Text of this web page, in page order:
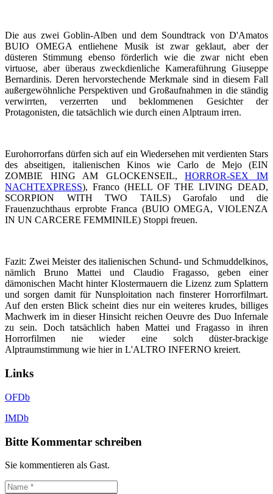
Die aus zwei Goblin-Alben und dem Soundtrack von D'Amatos
BUIO OMEGA entliehene Musik ist zwar geklaut, aber der
düsteren Stimmung ebenso förderlich wie die zwar nicht eben
virtuose, aber überaus zweckdienliche Kameraführung Giuseppe
Bernardinis. Deren hervorstechende Merkmale sind in diesem Fall
außergewöhnliche Perspektiven und Großaufnahmen in die ständig
verwirrten, verzerrten und beklommenen Gesichter der
Protagonisten, die tatsächlich wie durch einen Alptraum irren.
Eurohorrorfans dürfen sich auf ein Wiedersehen mit verdienten Stars
des abseitigen, italienischen Kinos wie Carlo de Mejo (EIN
ZOMBIE HING AM GLOCKENSEIL,HORROR-SEX IM
NACHTEXPRESS), Franco (HELL OF THE LIVING DEAD,
SCORPION WITH TWO TAILS) Garofalo und die
Frauenzuchthaus erprobte Franca (BUIO OMEGA, VIOLENZA
IN UN CARCERE FEMMINILE) Stoppi freuen.
Fazit: Zwei Meister des italienischen Schund- und Schmuddelkinos,
nämlich Bruno Mattei und Claudio Fragasso, geben einer
dämonischen Macht hinter Klostermauern die Lizenz zum Splattern
und sorgen damit für Nunsploitation nach finsterer Horrorfilmart.
Auf den ersten Blick scheint dies nur ein weiteres krudes, billiges
Machwerk im in dieser Hinsicht reichen Oeuvre des Duo Infernale
zu sein. Doch tatsächlich haben Mattei und Fragasso in ihren
Horrorfilmen nie wieder eine solch düster-brackige
Alptraumstimmung wie hier in L'ALTRO INFERNO kreiert.
Links
OFDb
IMDb
Bitte Kommentar schreiben
Sie kommentieren als Gast.